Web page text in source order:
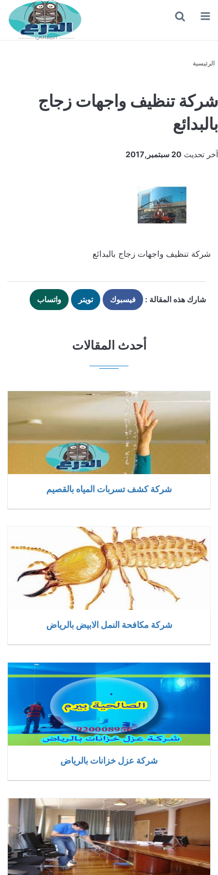
القائمة
الرئيسية
شركة تنظيف واجهات زجاج
بالبدائع
آخر تحديث 20 سبتمبر,2017
شركة تنظيف واجهات زجاج بالبدائع
شارك هذه المقالة : فيسبوك تويتر واتساب
أحدث المقالات
شركة كشف تسربات المياه بالقصيم
شركة مكافحة النمل الابيض بالرياض
شركة عزل خزانات بالرياض